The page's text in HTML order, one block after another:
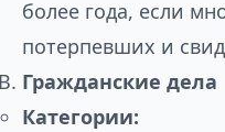
более года, если
потерпевших и
Гражданские дела
Категории: